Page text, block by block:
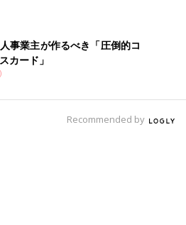
にオススメの調味料活用術について教
ました。
めそうなレシピが満載です。カッテ
作ってみたくなりますね。普段の食
れそう！ぜひ牛乳が余っているとき
うか。
事業主が作るべき「圧倒的コ
カード」
Recommended by